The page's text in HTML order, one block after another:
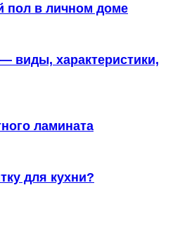
пол в личном доме
виды, характеристики,
ламината
для кухни?